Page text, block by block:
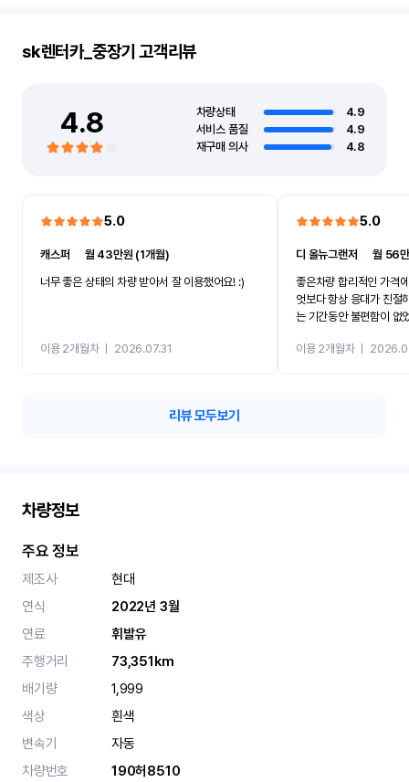
sk렌터카_중장기 고객리뷰
4.8 차량상태
4.9
서비스 품질
4.9
재구매 의사
4.8
5.0
캐스퍼
월 43만원 (1개월)
너무 좋은 상태의 차량 받아서 잘 이용했어요! :)
이용 2개월차ㅣ 2026.07.31
5.0
디 올뉴그랜저 ㅣ월 56
좋은차량 합리적인 가격
엇보다 항상 응대가 친절
는 기간동안 불편함이 없
카 렌트 고민없이 강추합
이용 2개월차ㅣ
리뷰 모두보기
차량정보
주요 정보
제조사
현대
연식
2022년 3월
연료
휘발유
주행거리
73,351km
배기량
1,999
색상
흰색
변속기
자동
차량번호
190허8510